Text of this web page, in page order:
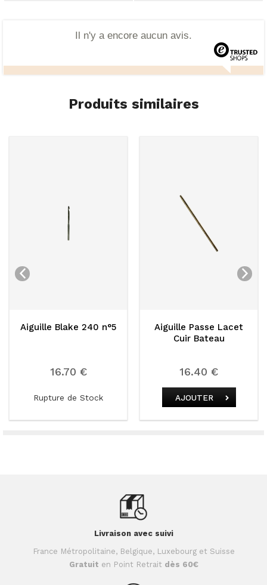
Il n'y a encore aucun avis.
Produits similaires
Aiguille Blake 240 n°5
16.70 €
Rupture de Stock
Aiguille Passe Lacet
Cuir Bateau
16.40 €
AJOUTER
Livraison avec suivi
France Métropolitaine, Belgique, Luxebourg et Suisse
Gratuit en Point Retrait dès 60€